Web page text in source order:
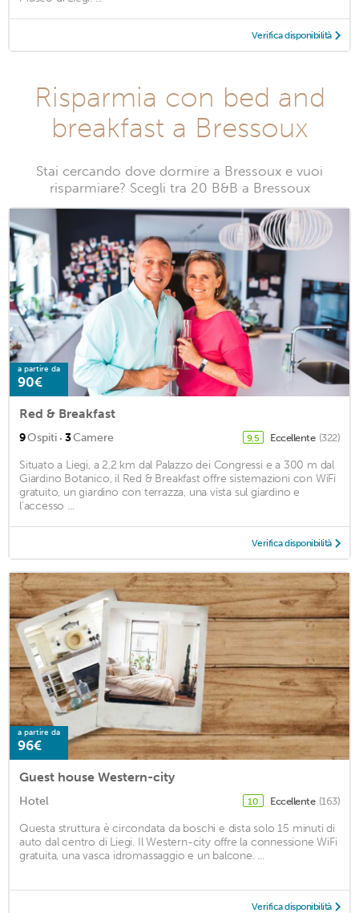
Verifica disponibilità
Risparmia con bed and
breakfast a Bressoux
Stai cercando dove dormire a Bressoux e vuoi
risparmiare? Scegli tra 20 B&B a Bressoux
a partire da
90€
Red & Breakfast
9Ospiti · 3Camere 9,5 Eccellente (322)
Situato a Liegi, a 2,2 km dal Palazzo dei Congressi e a 300 m dal
Giardino Botanico, il Red & Breakfast offre sistemazioni con WiFi
gratuito, un giardino con terrazza, una vista sul giardino e
l'accesso ...
Verifica disponibilità
a partire da
96€
Guest house Western-city
Hotel 10 Eccellente (163)
Questa struttura è circondata da boschi e dista solo 15 minuti di
auto dal centro di Liegi. Il Western-city offre la connessione WiFi
gratuita, una vasca idromassaggio e un balcone. ...
Verifica disponibilità